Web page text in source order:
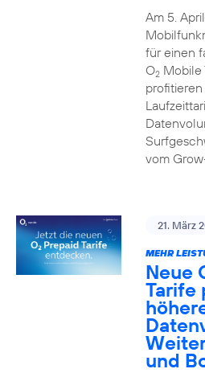
Am 5.
für einen
O2Mobile
vom
21. März
MEHR
Neue
Tarife
und